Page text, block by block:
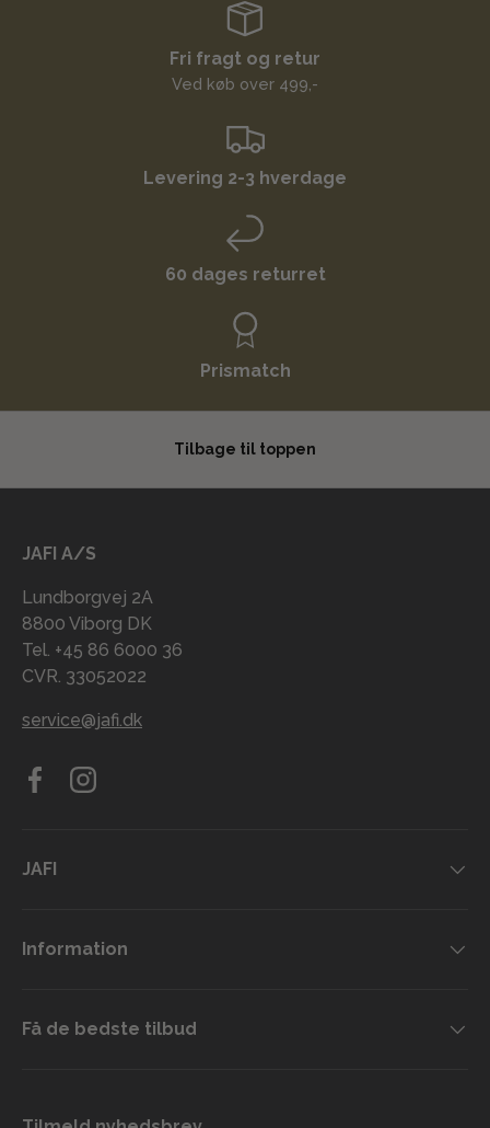
Fri fragt og retur
Ved køb over 499,-
Levering 2-3 hverdage
60 dages returret
Prismatch
Tilbage til toppen
JAFI A/S
Lundborgvej 2A
8800 Viborg DK
Tel. +45 86 6000 36
CVR. 33052022
service@jafi.dk
FacebookInstagram
JAFI
Information
Få de bedste tilbud